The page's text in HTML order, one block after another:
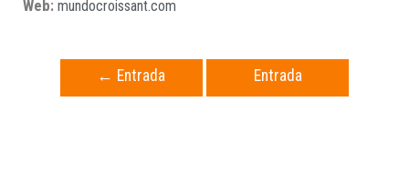
Web: mundocroissant.com
← Entrada
Entrada